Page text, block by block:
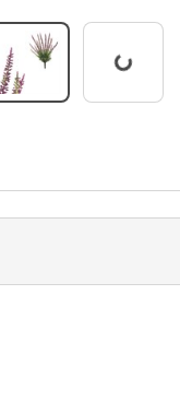
Pracuji...